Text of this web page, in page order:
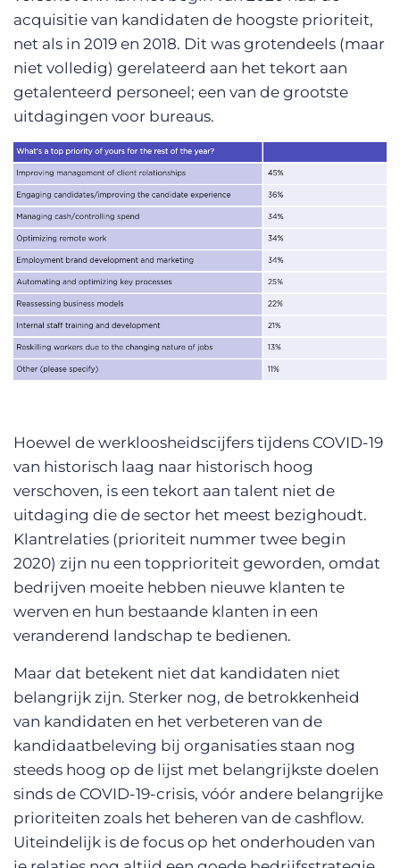
acquisitie van kandidaten de hoogste prioriteit,
net als in 2019 en 2018. Dit was grotendeels (maar
niet volledig) gerelateerd aan het tekort aan
getalenteerd personeel; een van de grootste
uitdagingen voor bureaus.
Hoewel de werkloosheidscijfers tijdens COVID-19
van historisch laag naar historisch hoog
verschoven, is een tekort aan talent niet de
uitdaging die de sector het meest bezighoudt.
Klantrelaties (prioriteit nummer twee begin
2020) zijn nu een topprioriteit geworden, omdat
bedrijven moeite hebben nieuwe klanten te
werven en hun bestaande klanten in een
veranderend landschap te bedienen.
Maar dat betekent niet dat kandidaten niet
belangrijk zijn. Sterker nog, de betrokkenheid
van kandidaten en het verbeteren van de
kandidaatbeleving bij organisaties staan nog
steeds hoog op de lijst met belangrijkste doelen
sinds de COVID-19-crisis, vóór andere belangrijke
prioriteiten zoals het beheren van de cashflow.
Uiteindelijk is de focus op het onderhouden van